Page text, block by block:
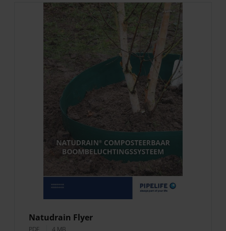
Natudrain Flyer
PDF 4 MB